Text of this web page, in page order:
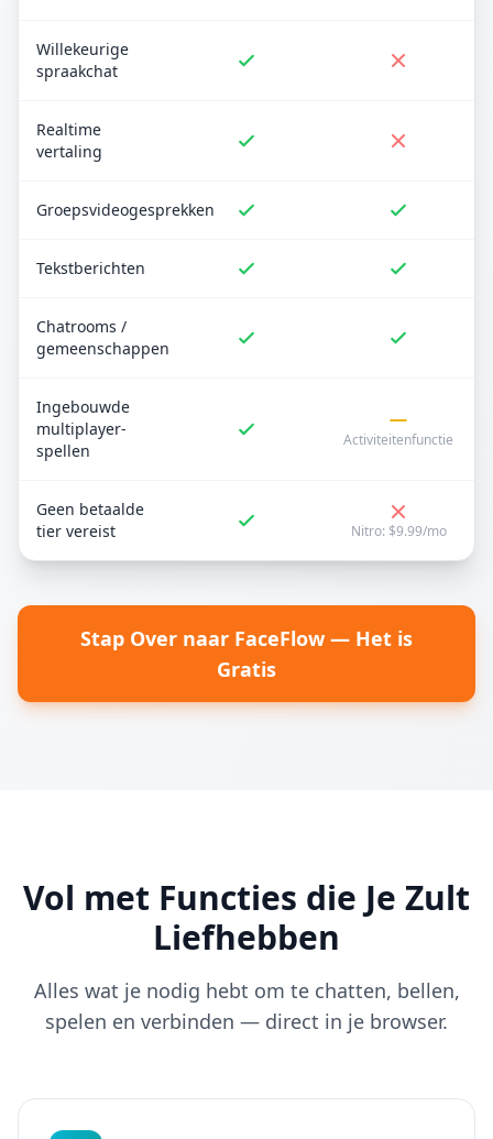
Willekeurige
spraakchat
Realtime
vertaling
Groepsvideogesprekken
Tekstberichten
Chatrooms /
gemeenschappen
Ingebouwde
multiplayer-
spellen
Activiteitenfunctie
Geen betaalde
tier vereist
Nitro: $9.99/mo
Stap Over naar FaceFlow — Het is
Gratis
Vol met Functies die Je Zult
Liefhebben
Alles wat je nodig hebt om te chatten, bellen,
spelen en verbinden — direct in je browser.